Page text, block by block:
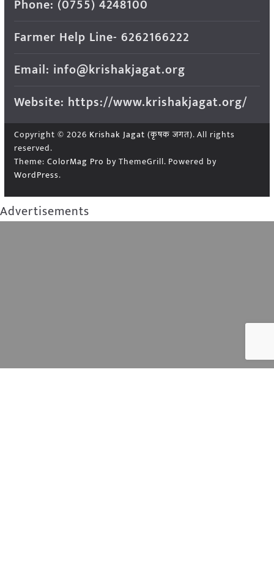
Phone: (0755) 4248100
Farmer Help Line- 6262166222
Email: info@krishakjagat.org
Website: https://www.krishakjagat.org/
Copyright © 2026 Krishak Jagat (कृषक जगत). All rights
reserved.
Theme: ColorMag Pro by ThemeGrill. Powered by
WordPress.
Advertisements